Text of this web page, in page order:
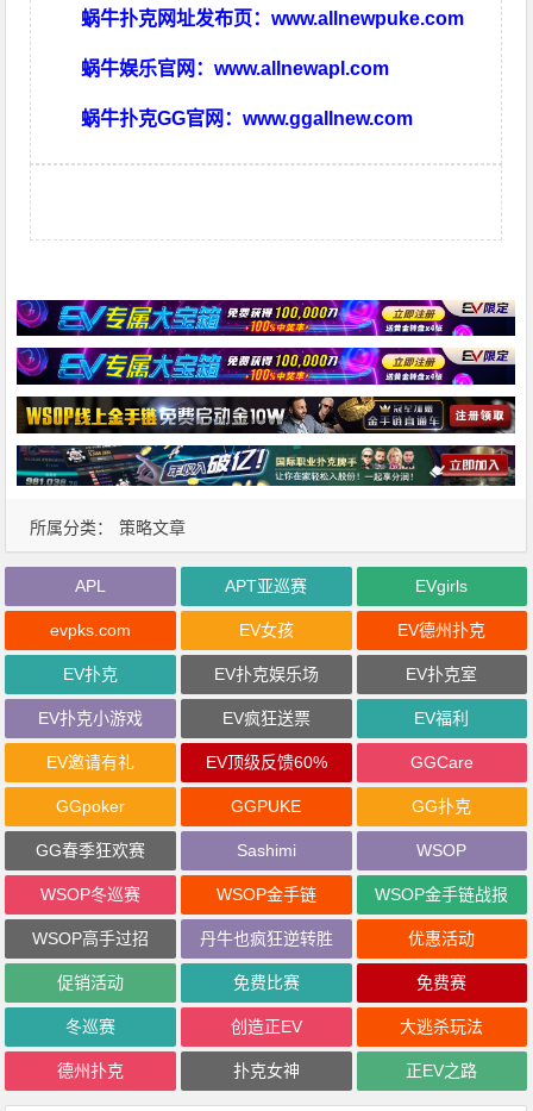
蜗牛扑克网址发布页：www.allnewpuke.com
蜗牛娱乐官网：www.allnewapl.com
蜗牛扑克GG官网：www.ggallnew.com
所属分类： 策略文章
APL APT亚巡赛 EVgirls
evpks.com EV女孩 EV德州扑克
EV扑克 EV扑克娱乐场 EV扑克室
EV扑克小游戏 EV疯狂送票 EV福利
EV邀请有礼 EV顶级反馈60% GGCare
GGpoker GGPUKE GG扑克
GG春季狂欢赛 Sashimi WSOP
WSOP冬巡赛 WSOP金手链 WSOP金手链战报
WSOP高手过招 丹牛也疯狂逆转胜 优惠活动
促销活动 免费比赛 免费赛
冬巡赛 创造正EV 大逃杀玩法
德州扑克 扑克女神 正EV之路